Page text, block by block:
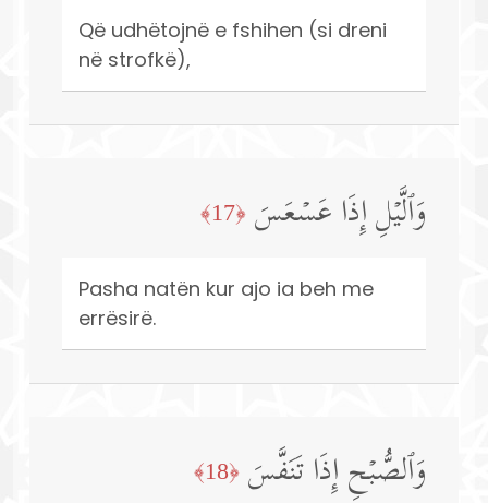
Që udhëtojnë e fshihen (si dreni
në strofkë),
وَٱلَّیۡلِ إِذَا عَسۡعَسَ ﴿17﴾
Pasha natën kur ajo ia beh me
errësirë.
وَٱلصُّبۡحِ إِذَا تَنَفَّسَ ﴿18﴾